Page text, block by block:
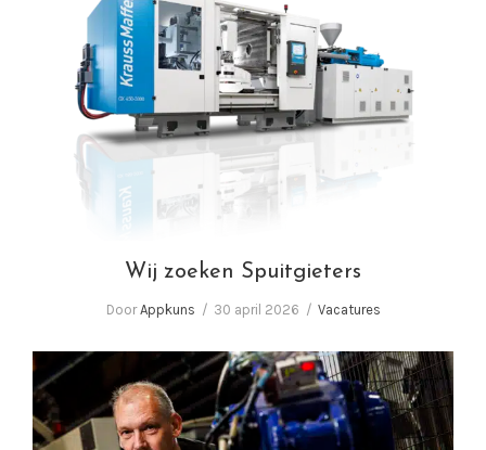
Wij zoeken Spuitgieters
Wij zoeken Spuitgieters
DoorAppkuns 30 april 2026 Vacatures